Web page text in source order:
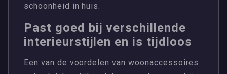
schoonheid in huis.
Past goed bij verschillende
interieurstijlen en is tijdloos
Een van de voordelen van woonaccessoires